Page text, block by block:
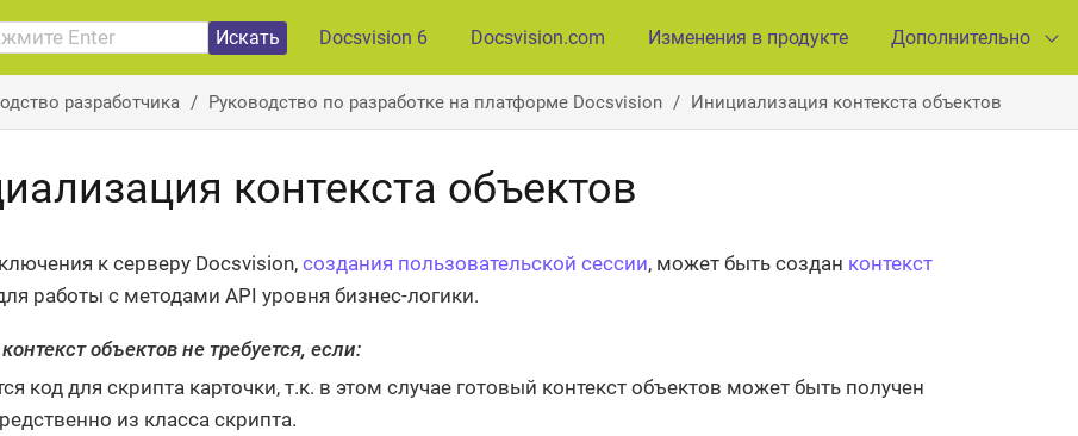
Искать Docsvision 6 Docsvision.com Изменения в продукте Дополнительно
разработчика Руководство по разработке на платформе Docsvision Инициализация контекста объектов
контекста объектов
к серверу Docsvision, создания пользовательской сессии, может быть создан контекст
работы с методами API уровня бизнес-логики.
объектов не требуется, если:
код для скрипта карточки, т.к. в этом случае готовый контекст объектов может быть получен
из класса скрипта.